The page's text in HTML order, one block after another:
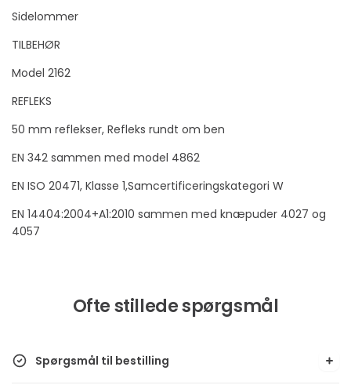
Sidelommer
TILBEHØR
Model 2162
REFLEKS
50 mm reflekser, Refleks rundt om ben
EN 342 sammen med model 4862
EN ISO 20471, Klasse 1,Samcertificeringskategori W
EN 14404:2004+A1:2010 sammen med knæpuder 4027 og
4057
Ofte stillede spørgsmål
Spørgsmål til bestilling